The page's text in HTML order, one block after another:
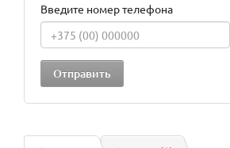
Введите номер телефона